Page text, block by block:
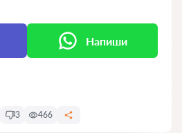
Напиши
3 466